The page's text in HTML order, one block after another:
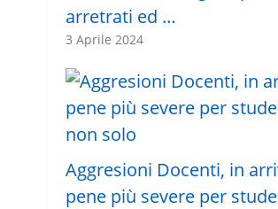
arretrati ed …
3 Aprile 2024
Aggresioni Docenti, in
pene più severe per